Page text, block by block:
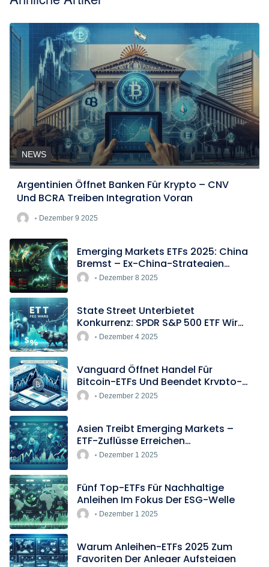
NEWS
Argentinien Öffnet Banken Für Krypto – CNV
Und BCRA Treiben Integration Voran
Dezember 9 2025
Emerging Markets ETFs 2025: China
Bremst – Ex-China-Strategien
BoomenDezember 8 2025
State Street Unterbietet
Konkurrenz: SPDR S&P 500 ETF Wird
Europas Günstigster Indextracker
Dezember 4 2025
Vanguard Öffnet Handel Für
Bitcoin-ETFs Und Beendet Krypto-
BlockadeDezember 2 2025
Asien Treibt Emerging Markets –
ETF-Zuflüsse Erreichen
Rekordtempo
Dezember 1 2025
Fünf Top-ETFs Für Nachhaltige
Anleihen Im Fokus Der ESG-Welle
Dezember 1 2025
Warum Anleihen-ETFs 2025 Zum
Favoriten Der Anleger Aufsteigen